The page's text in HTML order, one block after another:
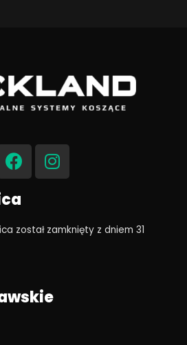
F
a
c
e
b
o
o
I
n
s
g
r
został zamknięty z dniem 31